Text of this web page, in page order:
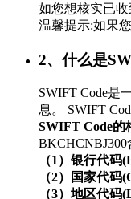
如您想核实已收
温馨提示:如果
2、什么是
SWIFT Code是
息。 SWIFT
SWIFT Code的
（1）银行代码
（2）国家代码
（3）地区代码